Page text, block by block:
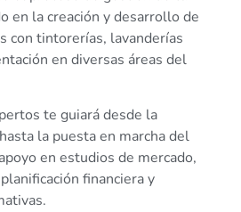
en la creación y desarrollo de
con tintorerías, lavanderías
en diversas áreas del
te guiará desde la
la puesta en marcha del
en estudios de mercado,
financiera y